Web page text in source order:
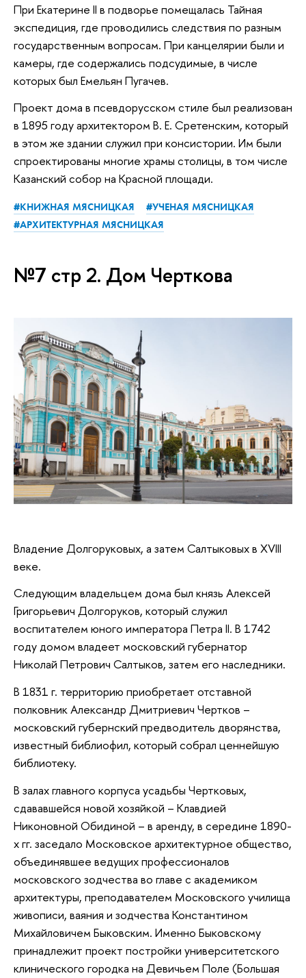
При Екатерине II в подворье помещалась Тайная
экспедиция, где проводились следствия по разным
государственным вопросам. При канцелярии были и
камеры, где содержались подсудимые, в числе
которых был Емельян Пугачев.
Проект дома в псевдорусском стиле был реализован
в 1895 году архитектором В. Е. Сретенским, который
в этом же здании служил при консистории. Им были
спроектированы многие храмы столицы, в том числе
Казанский собор на Красной площади.
#КНИЖНАЯ МЯСНИЦКАЯ
#УЧЕНАЯ МЯСНИЦКАЯ
#АРХИТЕКТУРНАЯ МЯСНИЦКАЯ
№7 стр 2. Дом Черткова
Владение Долгоруковых, а затем Салтыковых в XVIII
веке.
Следующим владельцем дома был князь Алексей
Григорьевич Долгоруков, который служил
воспитателем юного императора Петра II. В 1742
году домом владеет московский губернатор
Николай Петрович Салтыков, затем его наследники.
В 1831 г. территорию приобретает отставной
полковник Александр Дмитриевич Чертков –
московский губернский предводитель дворянства,
известный библиофил, который собрал ценнейшую
библиотеку.
В залах главного корпуса усадьбы Чертковых,
сдававшейся новой хозяйкой – Клавдией
Никоновной Обидиной – в аренду, в середине 1890-
х гг. заседало Московское архитектурное общество,
объединявшее ведущих профессионалов
московского зодчества во главе с академиком
архитектуры, преподавателем Московского училища
живописи, ваяния и зодчества Константином
Михайловичем Быковским. Именно Быковскому
принадлежит проект постройки университетского
клинического городка на Девичьем Поле (Большая